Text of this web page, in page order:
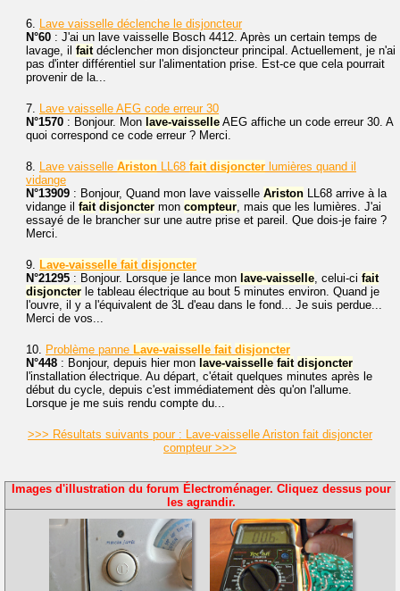
6. Lave vaisselle déclenche le disjoncteur
N°60 : J'ai un lave vaisselle Bosch 4412. Après un certain temps de
lavage, il faitdéclencher mon disjoncteur principal. Actuellement, je n'ai
pas d'inter différentiel sur l'alimentation prise. Est-ce que cela pourrait
provenir de la...
7. Lave vaisselle AEG code erreur 30
N°1570 : Bonjour. Mon lave-vaisselle AEG affiche un code erreur 30. A
quoi correspond ce code erreur ? Merci.
8. Lave vaisselle Ariston LL68 fait disjoncter lumières quand il
vidange
N°13909 : Bonjour, Quand mon lave vaisselle Ariston LL68 arrive à la
vidange il fait disjoncter mon compteur, mais que les lumières. J'ai
essayé de le brancher sur une autre prise et pareil. Que dois-je faire ?
Merci.
9. Lave-vaisselle fait disjoncter
N°21295 : Bonjour. Lorsque je lance mon lave-vaisselle, celui-ci fait
disjoncter le tableau électrique au bout 5 minutes environ. Quand je
l'ouvre, il y a l'équivalent de 3L d'eau dans le fond... Je suis perdue...
Merci de vos...
10. Problème panne Lave-vaisselle fait disjoncter
N°448 : Bonjour, depuis hier mon lave-vaisselle fait disjoncter
l'installation électrique. Au départ, c'était quelques minutes après le
début du cycle, depuis c'est immédiatement dès qu'on l'allume.
Lorsque je me suis rendu compte du...
>>> Résultats suivants pour : Lave-vaisselle Ariston fait disjoncter
compteur >>>
Images d'illustration du forum Électroménager. Cliquez dessus pour
les agrandir.